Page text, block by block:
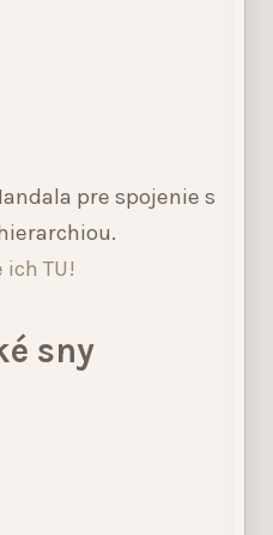
pre spojenie s
ich TU!
sny